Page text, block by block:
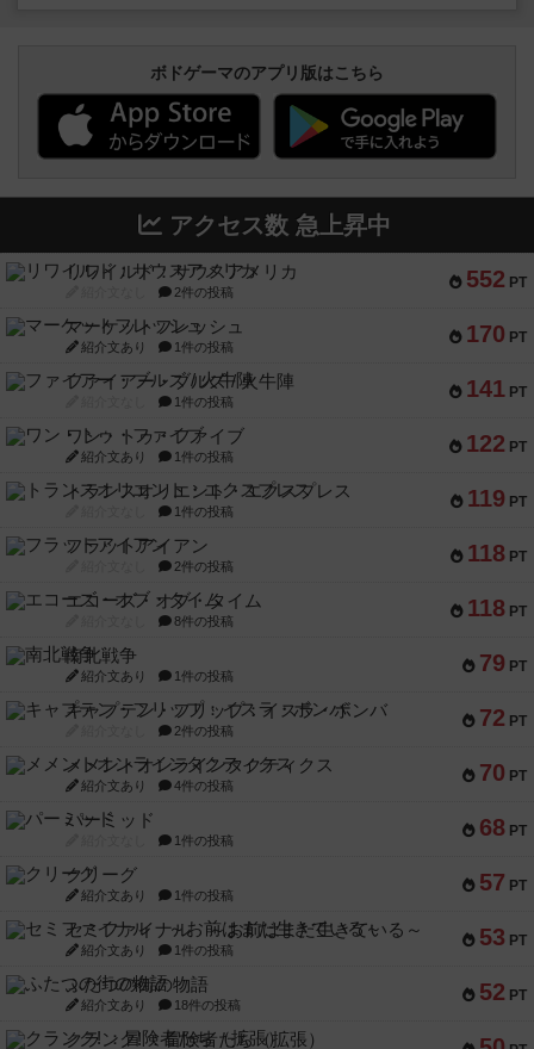
ボドゲーマのアプリ版はこちら
アクセス数 急上昇中
552 PT
リワイルド：サウスアメリカ
2件の投稿
170 PT
マーケットフレッシュ
紹介文あり 1件の投稿
141 PT
ファイアー・ブルズ / 火牛陣
1件の投稿
122 PT
ワン・トゥ・ファイブ
紹介文あり 1件の投稿
119 PT
トランスオリエント・エクスプレス
1件の投稿
118 PT
フラットアイアン
2件の投稿
118 PT
エコーズ・オブ・タイム
8件の投稿
79 PT
南北戦争
紹介文あり 1件の投稿
72 PT
キャプテン・フリップ：イスラ・ボンバ
2件の投稿
70 PT
メメントオンラインタクティクス
紹介文あり 4件の投稿
68 PT
パーミッド
1件の投稿
57 PT
クリーグ
紹介文あり 1件の投稿
53 PT
セミファイナル ～お前はまだ生きている～
紹介文あり 1件の投稿
52 PT
ふたつの街の物語
紹介文あり 18件の投稿
クランク! ：冒険者たち（拡張）